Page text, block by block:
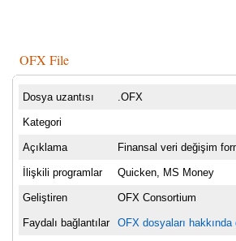
OFX File
Dosya uzantısı .OFX
Kategori
Açıklama Finansal veri değişim
İlişkili programlar Quicken, MS Money
Geliştiren OFX Consortium
Faydalı bağlantılar OFX dosyaları hakkında